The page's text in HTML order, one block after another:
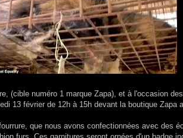
(cible numéro 1 marque Zapa), et à l'occasion
13 février de 12h à 15h devant la boutique
que nous avons confectionnées avec des